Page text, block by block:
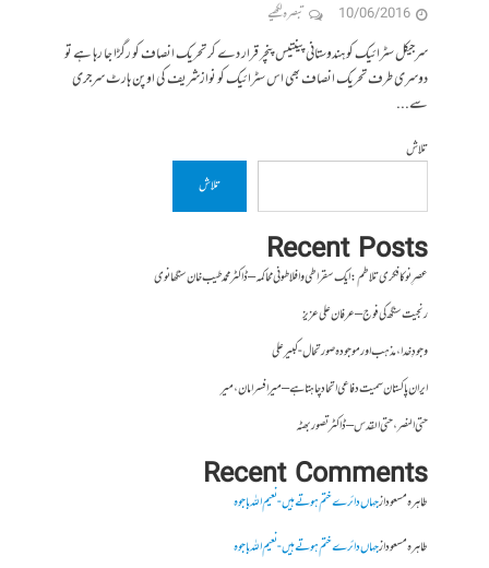
10/06/2016 تبصرہ لکھیے
سرجیکل سٹرائیک کو ہندوستانی پینتیس پنچر قرار دے کر تحریک انصاف کو رگڑا جا رہا ہے تو
دوسری طرف تحریک انصاف بھی اس سٹرائیک کو نوازشریف کی اوپن ہارٹ سرجری
سے...
تلاش
تلاش
Recent Posts
عصرِ نو کا فکری تلاطم: ایک سقراطی و افلاطونی محاکمہ – ڈاکٹر محمد طیب خان سنگھانوی
رنجیت سنگھ کی فوج – عرفان علی عزیز
وجودِ خدا، مذہب اور موجودہ صورتحال- کبیر علی
ایران پاکستان سمیت دفاعی اتحاد چاہتا ہے – میر افسر امان،میر
حتی النصر ، حتی القدس – ڈاکٹر تصور بھٹہ
Recent Comments
طاہرہ مسعودازجہاں دائرے ختم ہوتے ہیں- نعیم اللہ باجوہ
طاہرہ مسعودازجہاں دائرے ختم ہوتے ہیں- نعیم اللہ باجوہ